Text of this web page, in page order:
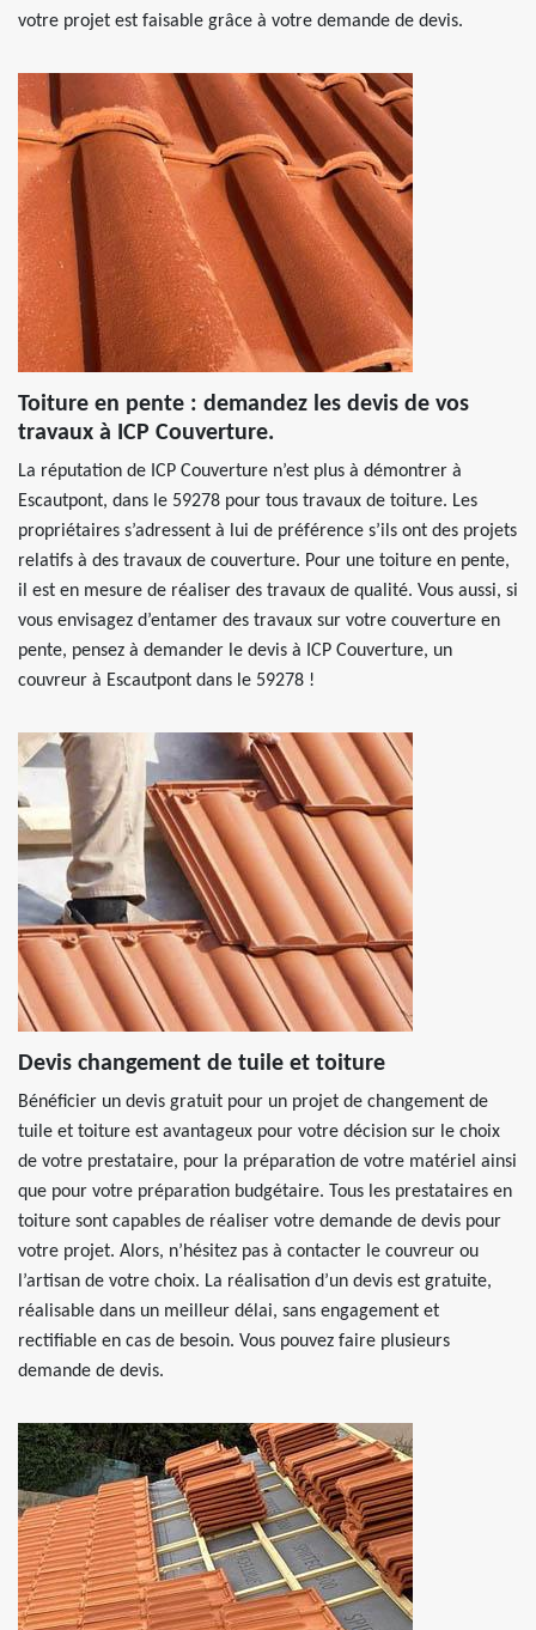
votre projet est faisable grâce à votre demande de devis.
Toiture en pente : demandez les devis de vos
travaux à ICP Couverture.
La réputation de ICP Couverture n’est plus à démontrer à
Escautpont, dans le 59278 pour tous travaux de toiture. Les
propriétaires s’adressent à lui de préférence s’ils ont des projets
relatifs à des travaux de couverture. Pour une toiture en pente,
il est en mesure de réaliser des travaux de qualité. Vous aussi, si
vous envisagez d’entamer des travaux sur votre couverture en
pente, pensez à demander le devis à ICP Couverture, un
couvreur à Escautpont dans le 59278 !
Devis changement de tuile et toiture
Bénéficier un devis gratuit pour un projet de changement de
tuile et toiture est avantageux pour votre décision sur le choix
de votre prestataire, pour la préparation de votre matériel ainsi
que pour votre préparation budgétaire. Tous les prestataires en
toiture sont capables de réaliser votre demande de devis pour
votre projet. Alors, n’hésitez pas à contacter le couvreur ou
l’artisan de votre choix. La réalisation d’un devis est gratuite,
réalisable dans un meilleur délai, sans engagement et
rectifiable en cas de besoin. Vous pouvez faire plusieurs
demande de devis.